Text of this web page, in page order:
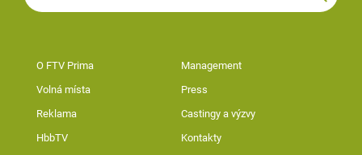
O FTV Prima Management
Volná místa Press
Reklama Castingy a výzvy
HbbTV Kontakty